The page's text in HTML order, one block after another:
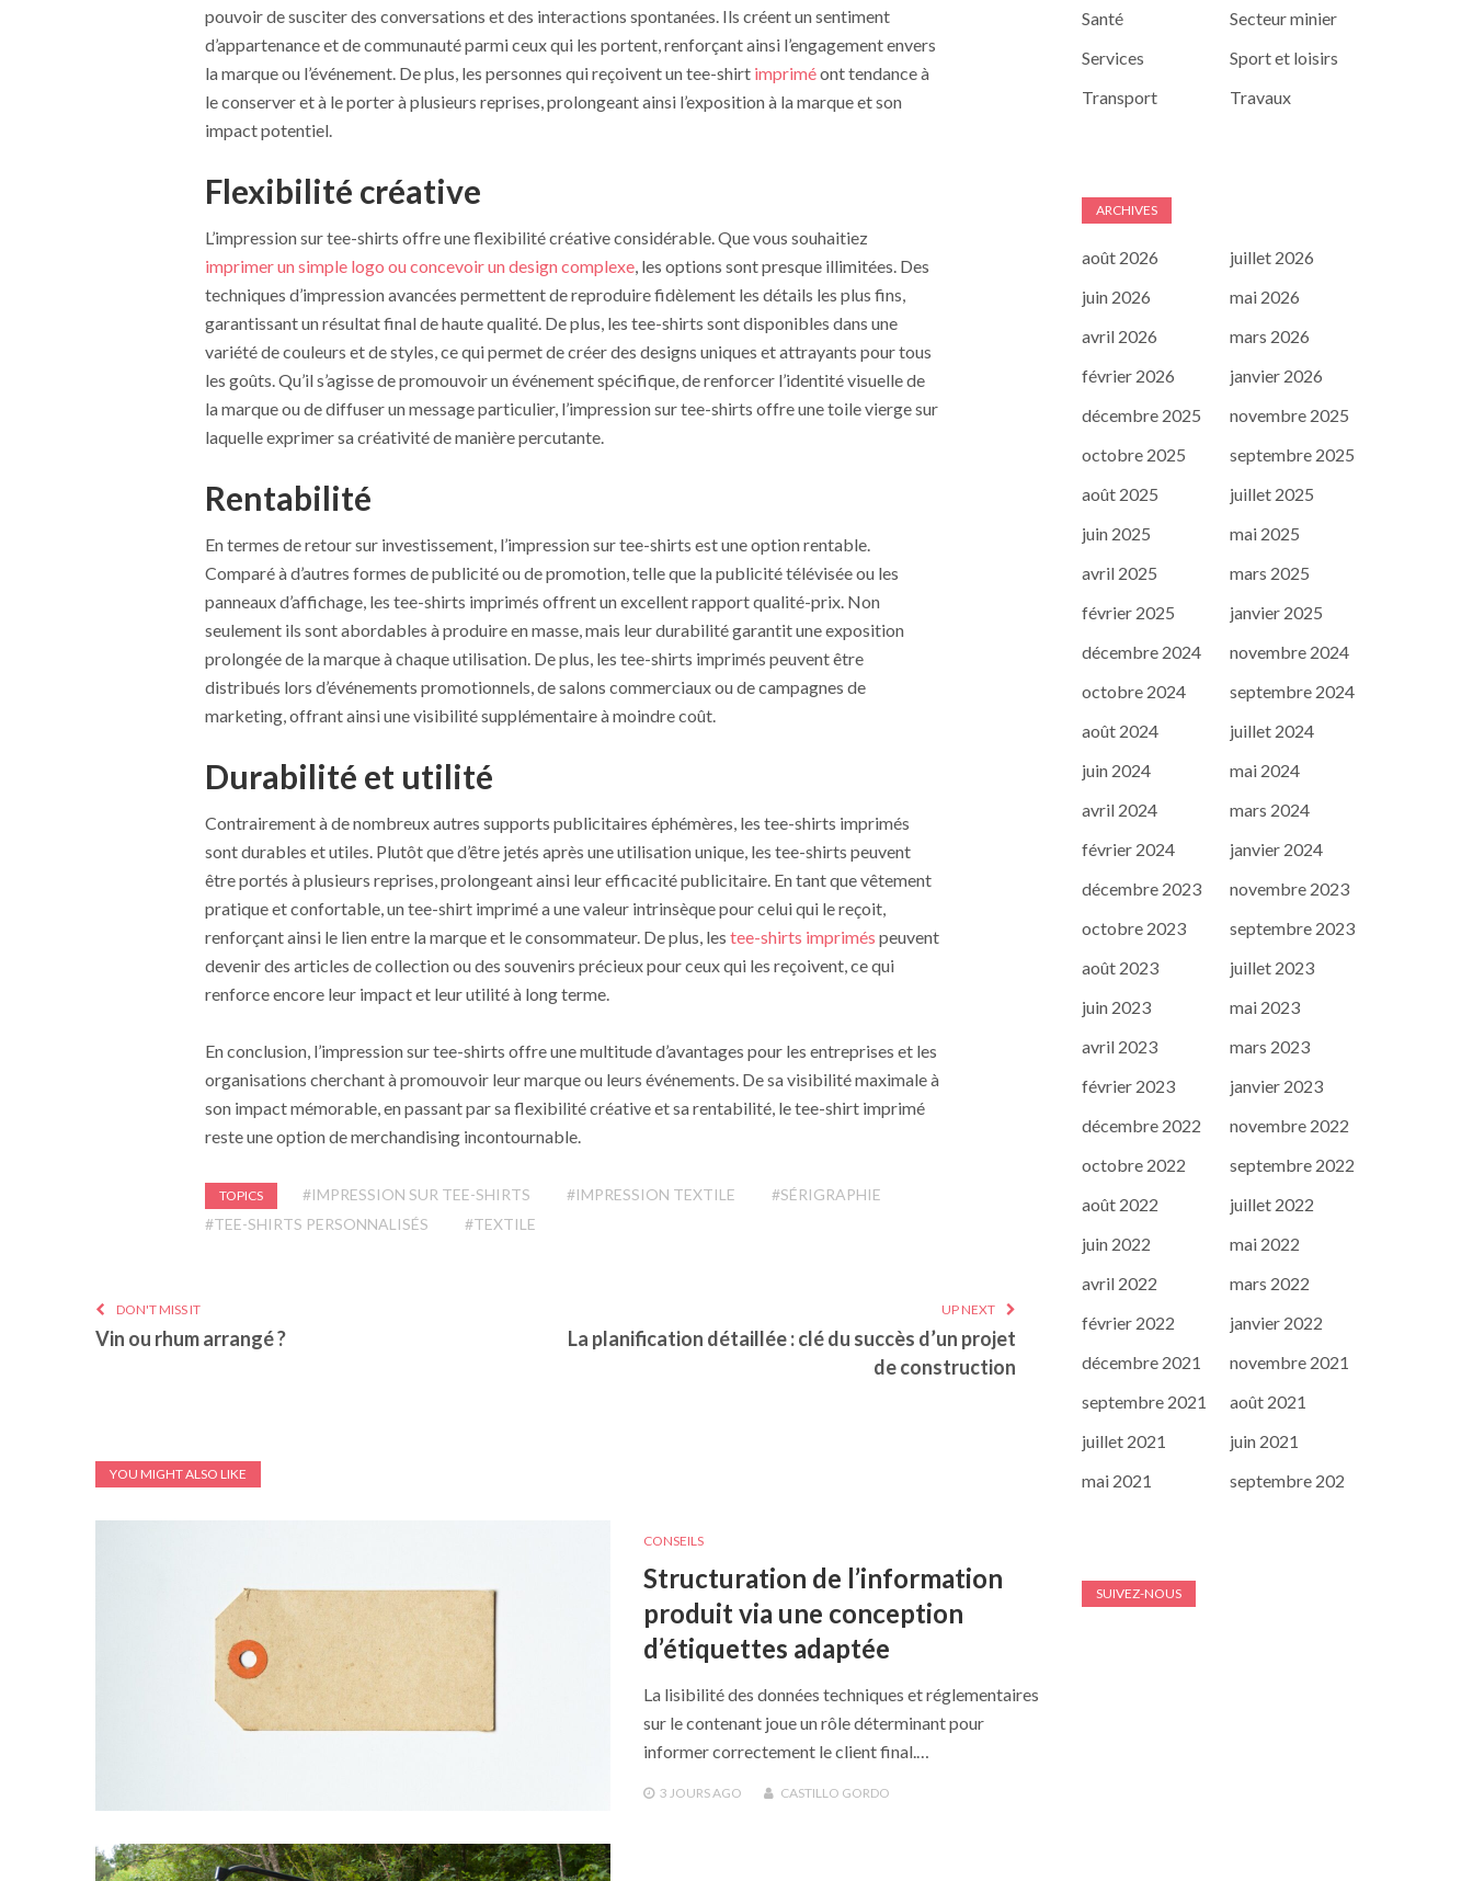
pouvoir de susciter des conversations et des interactions spontanées. Ils créent un sentiment
d’appartenance et de communauté parmi ceux qui les portent, renforçant ainsi l’engagement envers
la marque ou l’événement. De plus, les personnes qui reçoivent un tee-shirt impriméont tendance à
le conserver et à le porter à plusieurs reprises, prolongeant ainsi l’exposition à la marque et son
impact potentiel.
Flexibilité créative
L’impression sur tee-shirts offre une flexibilité créative considérable. Que vous souhaitiez
imprimer un simple logo ou concevoir un design complexe, les options sont presque illimitées. Des
techniques d’impression avancées permettent de reproduire fidèlement les détails les plus fins,
garantissant un résultat final de haute qualité. De plus, les tee-shirts sont disponibles dans une
variété de couleurs et de styles, ce qui permet de créer des designs uniques et attrayants pour tous
les goûts. Qu’il s’agisse de promouvoir un événement spécifique, de renforcer l’identité visuelle de
la marque ou de diffuser un message particulier, l’impression sur tee-shirts offre une toile vierge sur
laquelle exprimer sa créativité de manière percutante.
Rentabilité
En termes de retour sur investissement, l’impression sur tee-shirts est une option rentable.
Comparé à d’autres formes de publicité ou de promotion, telle que la publicité télévisée ou les
panneaux d’affichage, les tee-shirts imprimés offrent un excellent rapport qualité-prix. Non
seulement ils sont abordables à produire en masse, mais leur durabilité garantit une exposition
prolongée de la marque à chaque utilisation. De plus, les tee-shirts imprimés peuvent être
distribués lors d’événements promotionnels, de salons commerciaux ou de campagnes de
marketing, offrant ainsi une visibilité supplémentaire à moindre coût.
Durabilité et utilité
Contrairement à de nombreux autres supports publicitaires éphémères, les tee-shirts imprimés
sont durables et utiles. Plutôt que d’être jetés après une utilisation unique, les tee-shirts peuvent
être portés à plusieurs reprises, prolongeant ainsi leur efficacité publicitaire. En tant que vêtement
pratique et confortable, un tee-shirt imprimé a une valeur intrinsèque pour celui qui le reçoit,
renforçant ainsi le lien entre la marque et le consommateur. De plus, les tee-shirts imprimés peuvent
devenir des articles de collection ou des souvenirs précieux pour ceux qui les reçoivent, ce qui
renforce encore leur impact et leur utilité à long terme.
En conclusion, l’impression sur tee-shirts offre une multitude d’avantages pour les entreprises et les
organisations cherchant à promouvoir leur marque ou leurs événements. De sa visibilité maximale à
son impact mémorable, en passant par sa flexibilité créative et sa rentabilité, le tee-shirt imprimé
reste une option de merchandising incontournable.
TOPICS #IMPRESSION SUR TEE-SHIRTS #IMPRESSION TEXTILE
#SÉRIGRAPHIE
#TEE-SHIRTS PERSONNALISÉS
#TEXTILE
DON'T MISS IT
Vin ou rhum arrangé ?
UP NEXT
La planification détaillée : clé du succès d’un projet
de construction
YOU MIGHT ALSO LIKE
CONSEILS
Structuration de l’information
produit via une conception
d’étiquettes adaptée
La lisibilité des données techniques et réglementaires
sur le contenant joue un rôle déterminant pour
informer correctement le client final.…
3 JOURSAGO CASTILLO GORDO
Santé
Secteur minier
Services
Sport et loisirs
Transport
Travaux
ARCHIVES
août 2026
juillet 2026
juin 2026
mai 2026
avril 2026
mars 2026
février 2026
janvier 2026
décembre 2025
novembre 2025
octobre 2025
septembre 2025
août 2025
juillet 2025
juin 2025
mai 2025
avril 2025
mars 2025
février 2025
janvier 2025
décembre 2024
novembre 2024
octobre 2024
septembre 2024
août 2024
juillet 2024
juin 2024
mai 2024
avril 2024
mars 2024
février 2024
janvier 2024
décembre 2023
novembre 2023
octobre 2023
septembre 2023
août 2023
juillet 2023
juin 2023
mai 2023
avril 2023
mars 2023
février 2023
janvier 2023
décembre 2022
novembre 2022
octobre 2022
septembre 2022
août 2022
juillet 2022
juin 2022
mai 2022
avril 2022
mars 2022
février 2022
janvier 2022
décembre 2021
novembre 2021
septembre 2021
août 2021
juillet 2021
juin 2021
mai 2021
septembre 202
SUIVEZ-NOUS